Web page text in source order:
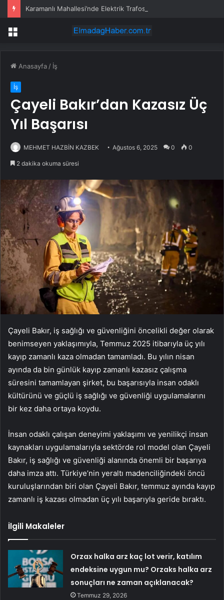
Menü
Anasayfa / İş
İş
Çayeli Bakır’dan Kazasız Üç
Yıl Başarısı
MEHMET HAZBİN KAZBEK Ağustos 6, 2025 0 0
2 dakika okuma süresi
Çayeli Bakır, iş sağlığı ve güvenliğini öncelikli değer olarak
benimseyen yaklaşımıyla, Temmuz 2025 itibarıyla üç yılı
kayıp zamanlı kaza olmadan tamamladı. Bu yılın nisan
ayında da bin günlük kayıp zamanlı kazasız çalışma
süresini tamamlayan şirket, bu başarısıyla insan odaklı
kültürünü ve güçlü iş sağlığı ve güvenliği uygulamalarını
bir kez daha ortaya koydu.
İnsan odaklı çalışan deneyimi yaklaşımı ve yenilikçi insan
kaynakları uygulamalarıyla sektörde rol model olan Çayeli
Bakır, iş sağlığı ve güvenliği alanında önemli bir başarıya
daha imza attı. Türkiye’nin yeraltı madenciliğindeki öncü
kuruluşlarından biri olan Çayeli Bakır, temmuz ayında kayıp
zamanlı iş kazası olmadan üç yılı başarıyla geride bıraktı.
İlgili Makaleler
Orzax halka arz kaç lot verir, katılım
endeksine uygun mu? Orzaks halka arz
sonuçları ne zaman açıklanacak?
Temmuz 29, 2026